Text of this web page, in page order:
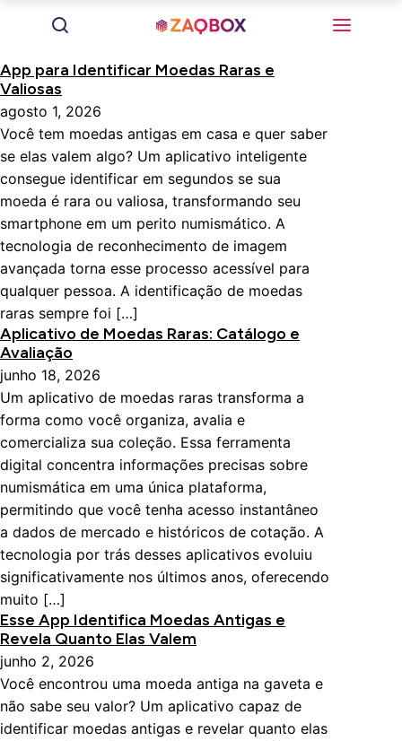
App para Identificar Moedas Raras e
Valiosas
agosto 1, 2026
Você tem moedas antigas em casa e quer saber
se elas valem algo? Um aplicativo inteligente
consegue identificar em segundos se sua
moeda é rara ou valiosa, transformando seu
smartphone em um perito numismático. A
tecnologia de reconhecimento de imagem
avançada torna esse processo acessível para
qualquer pessoa. A identificação de moedas
raras sempre foi […]
Aplicativo de Moedas Raras: Catálogo e
Avaliação
junho 18, 2026
Um aplicativo de moedas raras transforma a
forma como você organiza, avalia e
comercializa sua coleção. Essa ferramenta
digital concentra informações precisas sobre
numismática em uma única plataforma,
permitindo que você tenha acesso instantâneo
a dados de mercado e históricos de cotação. A
tecnologia por trás desses aplicativos evoluiu
significativamente nos últimos anos, oferecendo
muito […]
Esse App Identifica Moedas Antigas e
Revela Quanto Elas Valem
junho 2, 2026
Você encontrou uma moeda antiga na gaveta e
não sabe seu valor? Um aplicativo capaz de
identificar moedas antigas e revelar quanto elas